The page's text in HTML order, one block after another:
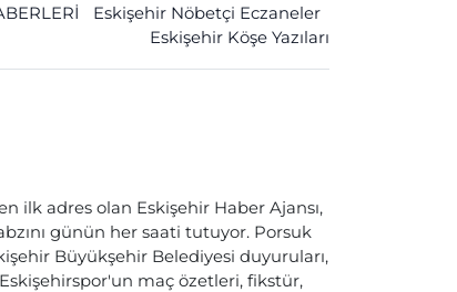
Eskişehir Nöbetçi Eczaneler
Eskişehir Köşe Yazıları
ilk adres olan Eskişehir Haber Ajansı,
günün her saati tutuyor. Porsuk
Büyükşehir Belediyesi duyuruları,
maç özetleri, fikstür,